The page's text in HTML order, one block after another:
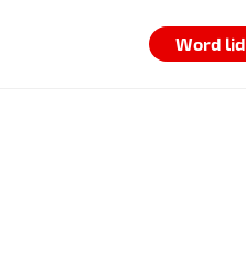
Word lid